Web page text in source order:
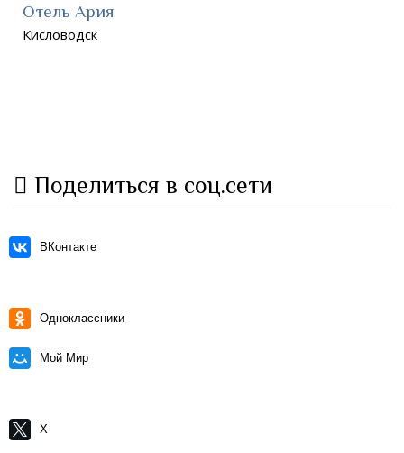
Отель Ария
Кисловодск
Поделиться в соц.сети
ВКонтакте
Одноклассники
Мой Мир
X